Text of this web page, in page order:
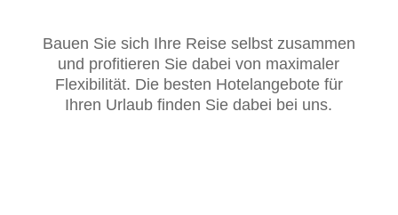
Bauen Sie sich Ihre Reise selbst zusammen
und profitieren Sie dabei von maximaler
Flexibilität. Die besten Hotelangebote für
Ihren Urlaub finden Sie dabei bei uns.